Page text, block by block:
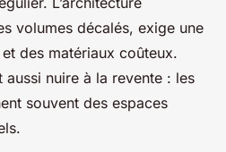
volumes décalés, exige une
des matériaux coûteux.
nuire à la revente : les
souvent des espaces